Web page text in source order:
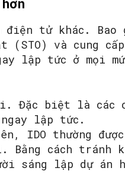
tử khác. Bao
(STO) và cung
lập tức ở mọi
Đặc biệt là các
lập tức.
IDO thường
Bằng cách tránh
sáng lập dự án